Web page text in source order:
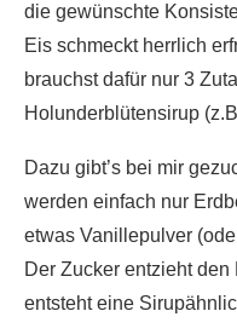
die gewünschte
Eis schmeckt herrlich
brauchst dafür nur 3
Holunderblütensirup
Dazu gibt’s bei mir
werden einfach nur
etwas Vanillepulver
Der Zucker entzieht
entsteht eine